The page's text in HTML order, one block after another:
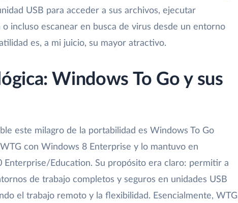
USB para acceder a sus archivos, ejecutar
incluso escanear en busca de virus desde un entorno
es, a mi juicio, su mayor atractivo.
Windows To Go y sus
este milagro de la portabilidad es Windows To Go
con Windows 8 Enterprise y lo mantuvo en
Education. Su propósito era claro: permitir a
de trabajo completos y seguros en unidades USB
el trabajo remoto y la flexibilidad. Esencialmente, WTG